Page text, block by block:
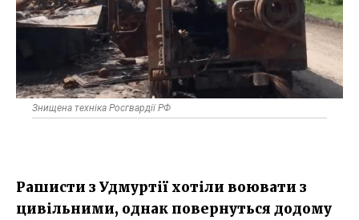
Знищена техніка Росгвардії РФ
Рашисти з Удмуртії хотіли воювати з
цивільними, однак повернуться додому